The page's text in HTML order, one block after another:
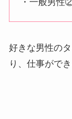
・一般男性
好きな男性の
り、仕事がで